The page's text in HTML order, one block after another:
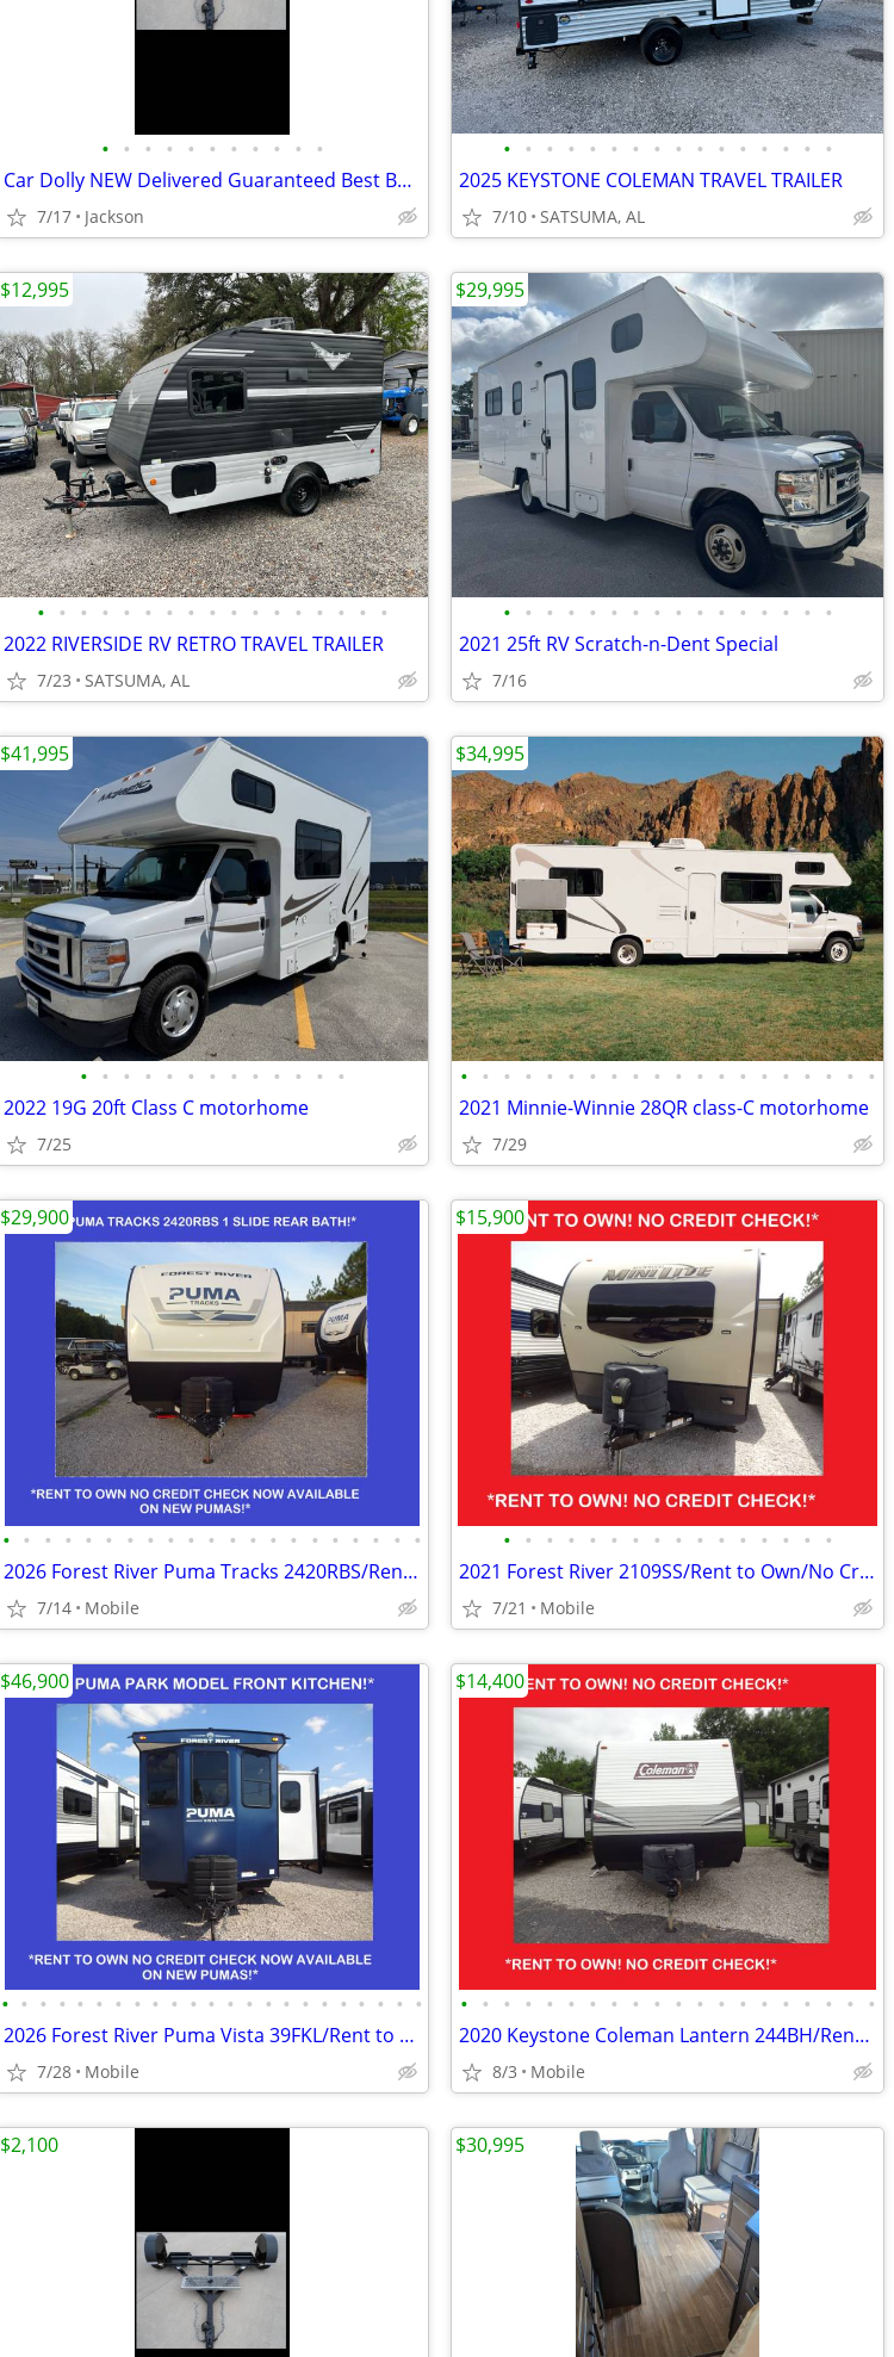
• • • • • • • • • • •
Car Dolly NEW Delivered Guaranteed Best Built for the Money in U.S.!
7/17 Jackson
• • • • • • • • • • • • • • • •
2025 KEYSTONE COLEMAN TRAVEL TRAILER
7/10 SATSUMA, AL
• • • • • • • • • • • • • • • • •
2022 RIVERSIDE RV RETRO TRAVEL TRAILER
7/23 SATSUMA, AL
$12,995
• • • • • • • • • • • • • • • •
2021 25ft RV Scratch-n-Dent Special
7/16
$29,995
• • • • • • • • • • • • •
2022 19G 20ft Class C motorhome
7/25
$41,995
• • • • • • • • • • • • • • • • • • • •
2021 Minnie-Winnie 28QR class-C motorhome
7/29
$34,995
• • • • • • • • • • • • • • • • • • • • •
2026 Forest River Puma Tracks 2420RBS/Rent to Own/No Credit Check
7/14 Mobile
$29,900
• • • • • • • • • • • • • • • •
2021 Forest River 2109SS/Rent to Own/No Credit Check
7/21 Mobile
$15,900
• • • • • • • • • • • • • • • • • • • • • • •
2026 Forest River Puma Vista 39FKL/Rent to Own/No Credit Check
7/28 Mobile
$46,900
• • • • • • • • • • • • • • • • • • • •
2020 Keystone Coleman Lantern 244BH/Rent to Own/No Credit Check
8/3 Mobile
$14,400
$2,100 $30,995